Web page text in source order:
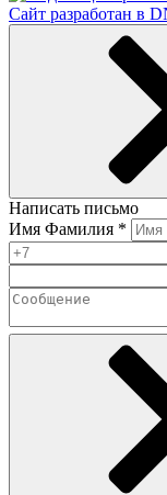
Сайт разработан в
Написать письмо
Имя Фамилия *